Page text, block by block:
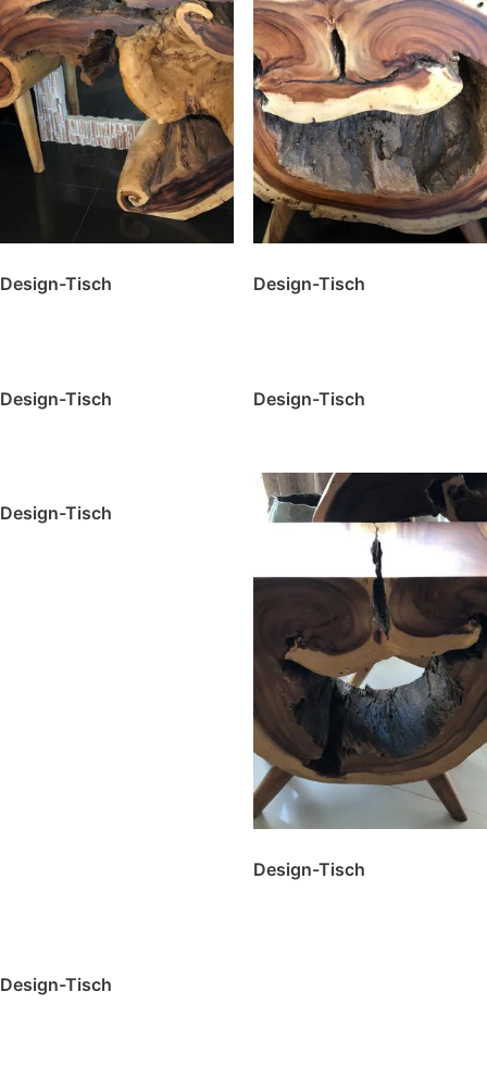
Design-Tisch Design-Tisch
Design-Tisch Design-Tisch
Design-Tisch
Design-Tisch
Design-Tisch